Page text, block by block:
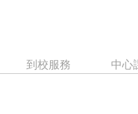
到校服務 中心